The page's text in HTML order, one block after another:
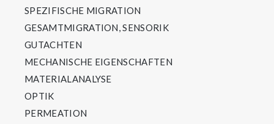
SPEZIFISCHE MIGRATION
GESAMTMIGRATION, SENSORIK
GUTACHTEN
MECHANISCHE EIGENSCHAFTEN
MATERIALANALYSE
OPTIK
PERMEATION